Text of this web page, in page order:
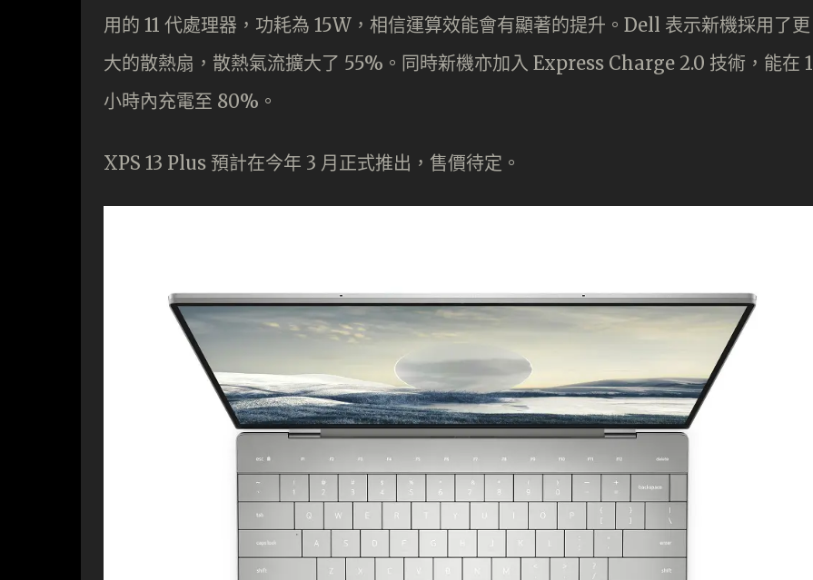
用的 11 代處理器，功耗為 15W，相信運算效能會有顯著的提升。Dell 表示新機採用了更
大的散熱扇，散熱氣流擴大了 55%。同時新機亦加入 Express Charge 2.0 技術，能在 1
小時內充電至 80%。
XPS 13 Plus 預計在今年 3 月正式推出，售價待定。